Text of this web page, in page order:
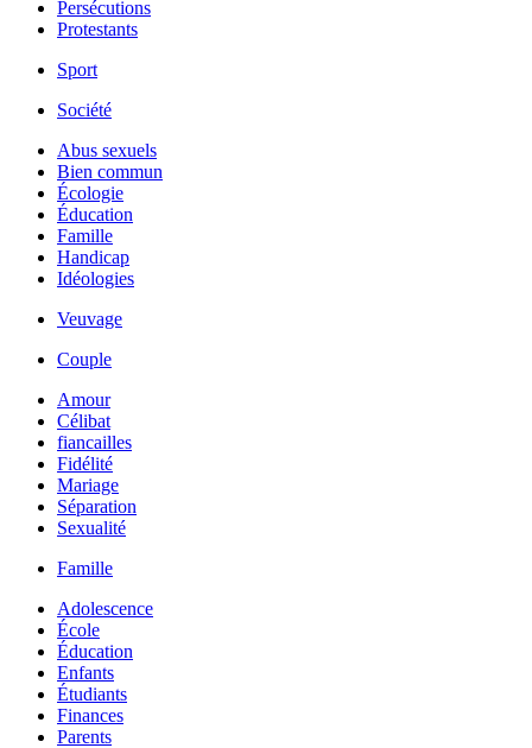
Persécutions
Protestants
Sport
Société
Abus sexuels
Bien commun
Écologie
Éducation
Famille
Handicap
Idéologies
Veuvage
Couple
Amour
Célibat
fiancailles
Fidélité
Mariage
Séparation
Sexualité
Famille
Adolescence
École
Éducation
Enfants
Étudiants
Finances
Parents